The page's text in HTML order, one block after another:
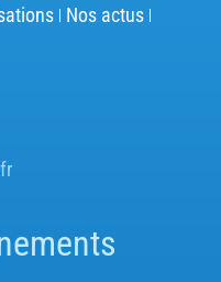
Nos actus